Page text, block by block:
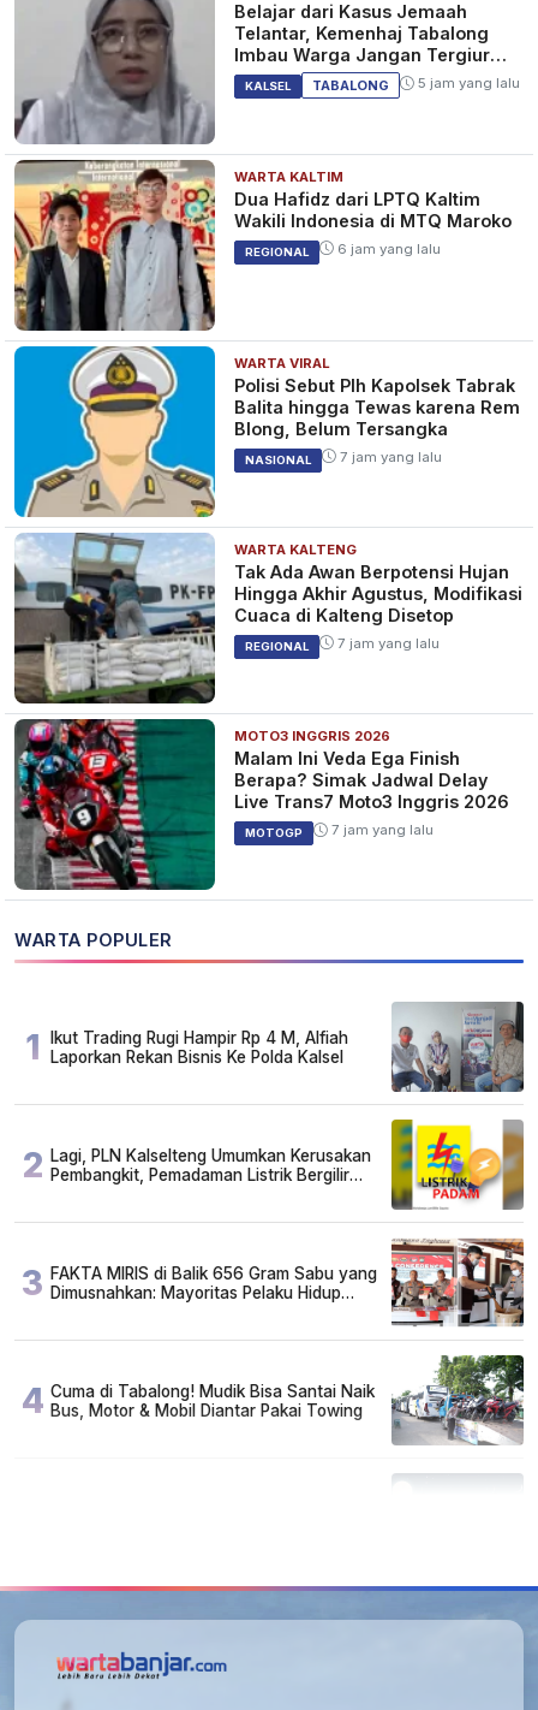
Belajar dari Kasus Jemaah
Telantar, Kemenhaj Tabalong
Imbau Warga Jangan Tergiur
Umrah Murah
KALSEL TABALONG 5 jam yang lalu
WARTA KALTIM
Dua Hafidz dari LPTQ Kaltim
Wakili Indonesia di MTQ Maroko
REGIONAL 6 jam yang lalu
WARTA VIRAL
Polisi Sebut Plh Kapolsek Tabrak
Balita hingga Tewas karena Rem
Blong, Belum Tersangka
NASIONAL 7 jam yang lalu
WARTA KALTENG
Tak Ada Awan Berpotensi Hujan
Hingga Akhir Agustus, Modifikasi
Cuaca di Kalteng Disetop
REGIONAL 7 jam yang lalu
MOTO3 INGGRIS 2026
Malam Ini Veda Ega Finish
Berapa? Simak Jadwal Delay
Live Trans7 Moto3 Inggris 2026
MOTOGP 7 jam yang lalu
WARTA POPULER
1
Ikut Trading Rugi Hampir Rp 4 M, Alfiah
Laporkan Rekan Bisnis Ke Polda Kalsel
2 Lagi, PLN Kalselteng Umumkan Kerusakan
Pembangkit, Pemadaman Listrik Bergilir
3 FAKTA MIRIS di Balik 656 Gram Sabu yang
Dimusnahkan: Mayoritas Pelaku Hidup
4 Cuma di Tabalong! Mudik Bisa Santai Naik
Bus, Motor & Mobil Diantar Pakai Towing